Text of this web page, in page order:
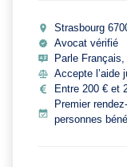
Strasbourg
Avocat vérifié
Parle Français,
Accepte l’aide
Entre 200 € et
Premier
personnes